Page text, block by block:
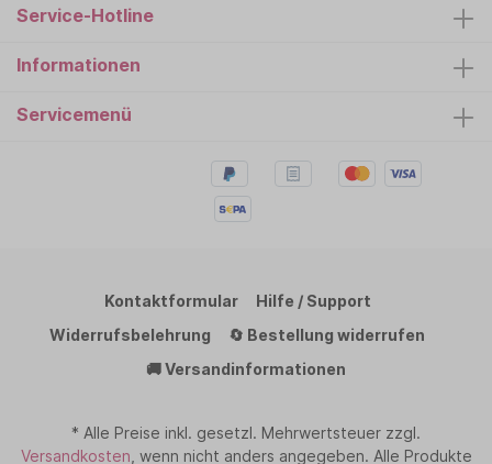
Service-Hotline
Informationen
Servicemenü
Kontaktformular
Hilfe / Support
Widerrufsbelehrung
🔄 Bestellung widerrufen
🚚 Versandinformationen
* Alle Preise inkl. gesetzl. Mehrwertsteuer zzgl.
Versandkosten , wenn nicht anders angegeben. Alle Produkte